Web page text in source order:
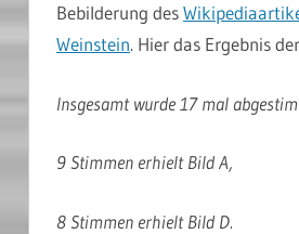
Bebilderung des
Weinstein. Hier das Ergebnis
Insgesamt wurde 17 mal
9 Stimmen erhielt Bild A,
8 Stimmen erhielt Bild D.